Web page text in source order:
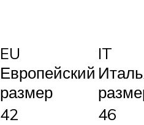
EU
Европейский
размер
IT
42
46